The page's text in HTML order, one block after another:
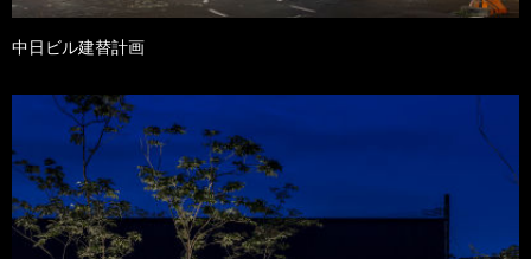
中日ビル建替計画